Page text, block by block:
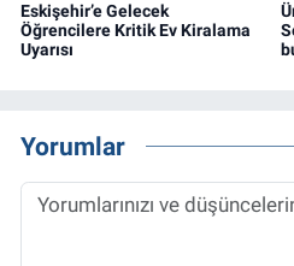
Eskişehir’e Gelecek
Öğrencilere Kritik Ev Kiralama
Uyarısı
Yorumlar